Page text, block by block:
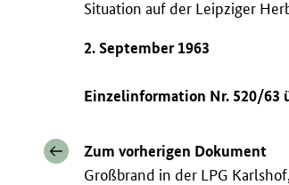
Situation auf der Leipziger
2. September 1963
Einzelinformation Nr. 520/63
Zum vorherigen Dokument
Großbrand in der LPG